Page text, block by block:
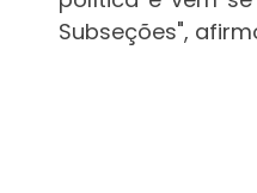
Subseções",